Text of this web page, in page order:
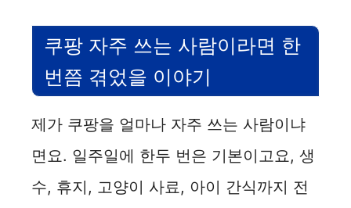
쿠팡 자주 쓰는 사람이라면 한
번쯤 겪었을 이야기
제가 쿠팡을 얼마나 자주 쓰는 사람이냐
면요. 일주일에 한두 번은 기본이고요, 생
수, 휴지, 고양이 사료, 아이 간식까지 전